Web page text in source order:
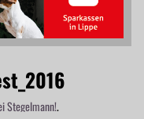
Stegelmann!.